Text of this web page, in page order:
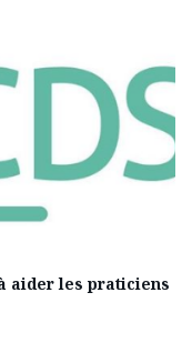
aider les praticiens